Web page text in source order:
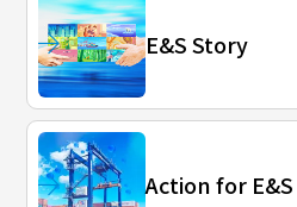
E&S Story
Action for E&S